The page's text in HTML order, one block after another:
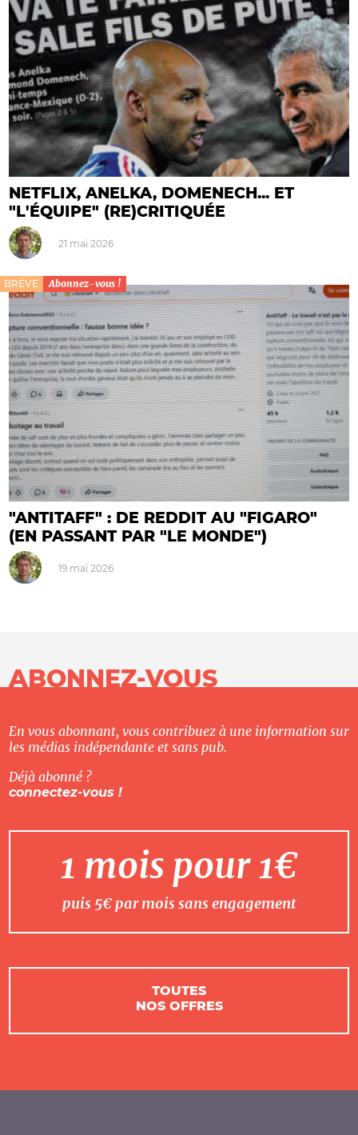
NETFLIX, ANELKA, DOMENECH... ET
"L'ÉQUIPE" (RE)CRITIQUÉE
21 mai 2026
BRÈVE Abonnez-vous !
"ANTITAFF" : DE REDDIT AU "FIGARO"
(EN PASSANT PAR "LE MONDE")
19 mai 2026
ABONNEZ-VOUS
En vous abonnant, vous contribuez à une information sur
les médias indépendante et sans pub.
Déjà abonné ?
connectez-vous !
1 mois pour 1€
puis 5€ par mois sans engagement
TOUTES
NOS OFFRES